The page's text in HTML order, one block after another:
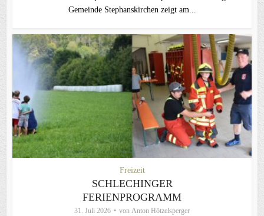
Gemeinde Stephanskirchen zeigt am...
Freizeit
SCHLECHINGER
FERIENPROGRAMM
31. Juli 2026 von Anton Hötzelsperger